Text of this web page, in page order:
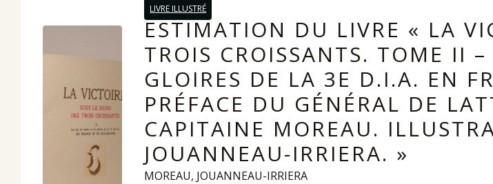
LIVRE ILLUSTRÉ
ESTIMATION DU LIVRE « LA
TROIS CROISSANTS. TOME II
GLOIRES DE LA 3E D.I.A. EN
PRÉFACE DU GÉNÉRAL DE
CAPITAINE MOREAU.
JOUANNEAU-IRRIERA. »
MOREAU, JOUANNEAU-IRRIERA